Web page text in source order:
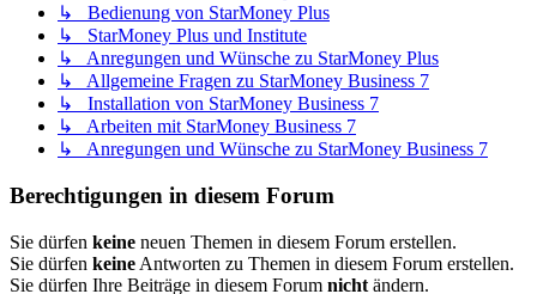
↳ Bedienung von StarMoney Plus
↳ StarMoney Plus und Institute
↳ Anregungen und Wünsche zu StarMoney Plus
↳ Allgemeine Fragen zu StarMoney Business 7
↳ Installation von StarMoney Business 7
↳ Arbeiten mit StarMoney Business 7
↳ Anregungen und Wünsche zu StarMoney Business 7
Berechtigungen in diesem Forum
Sie dürfen keine neuen Themen in diesem Forum erstellen.
Sie dürfen keine Antworten zu Themen in diesem Forum erstellen.
Sie dürfen Ihre Beiträge in diesem Forum nicht ändern.